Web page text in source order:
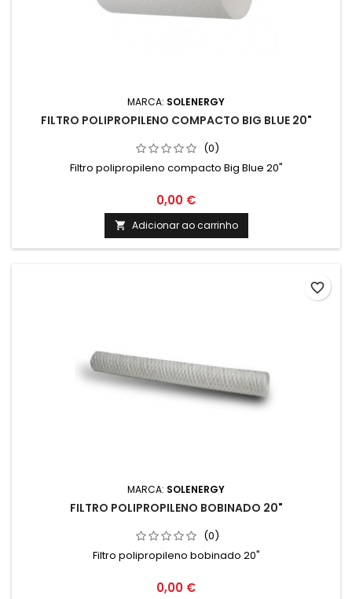
MARCA: SOLENERGY
FILTRO POLIPROPILENO COMPACTO BIG BLUE 20"
(0)
Filtro polipropileno compacto Big Blue 20"
0,00 €
 Adicionar ao carrinho
MARCA: SOLENERGY
FILTRO POLIPROPILENO BOBINADO 20"
(0)
Filtro polipropileno bobinado 20"
0,00 €
favorite_border